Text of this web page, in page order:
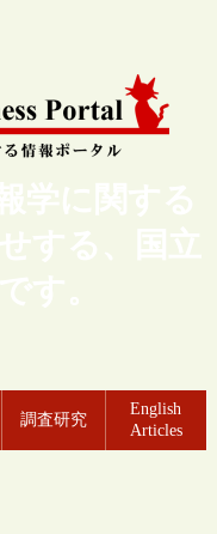
学に関する
する、国立
す。
調査研究
English
Articles